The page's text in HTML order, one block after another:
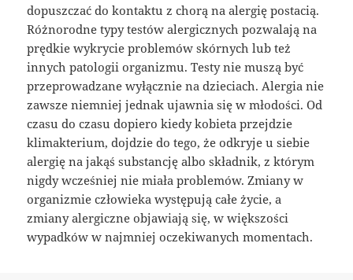
dopuszczać do kontaktu z chorą na alergię postacią.
Różnorodne typy testów alergicznych pozwalają na
prędkie wykrycie problemów skórnych lub też
innych patologii organizmu. Testy nie muszą być
przeprowadzane wyłącznie na dzieciach. Alergia nie
zawsze niemniej jednak ujawnia się w młodości. Od
czasu do czasu dopiero kiedy kobieta przejdzie
klimakterium, dojdzie do tego, że odkryje u siebie
alergię na jakąś substancję albo składnik, z którym
nigdy wcześniej nie miała problemów. Zmiany w
organizmie człowieka występują całe życie, a
zmiany alergiczne objawiają się, w większości
wypadków w najmniej oczekiwanych momentach.